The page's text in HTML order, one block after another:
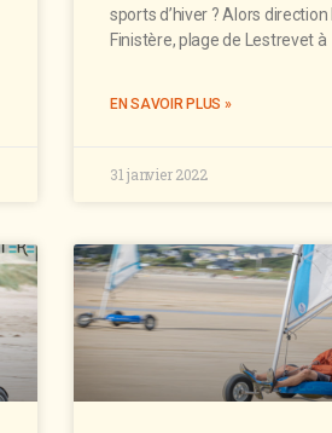
sports d’hiver ? Alors direction
Finistère, plage de Lestrevet à
EN SAVOIR PLUS »
31 janvier 2022